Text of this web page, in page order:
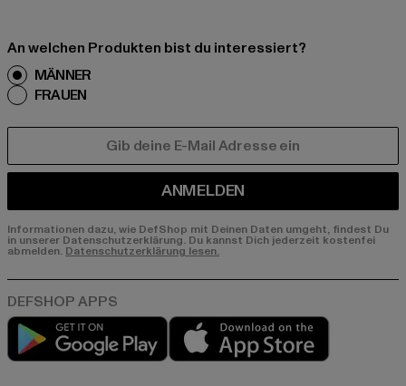
An welchen Produkten bist du interessiert?
MÄNNER
FRAUEN
ANMELDEN
Informationen dazu, wie DefShop mit Deinen Daten umgeht, findest Du
in unserer Datenschutzerklärung. Du kannst Dich jederzeit kostenfei
abmelden. Datenschutzerklärung lesen.
Play market